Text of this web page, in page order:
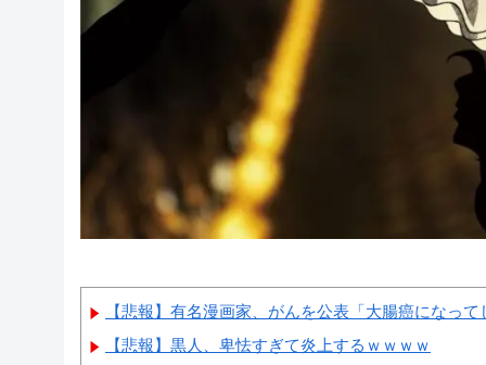
【悲報】有名漫画家、がんを公表「大腸癌になっ
【悲報】黒人、卑怯すぎて炎上するｗｗｗｗ